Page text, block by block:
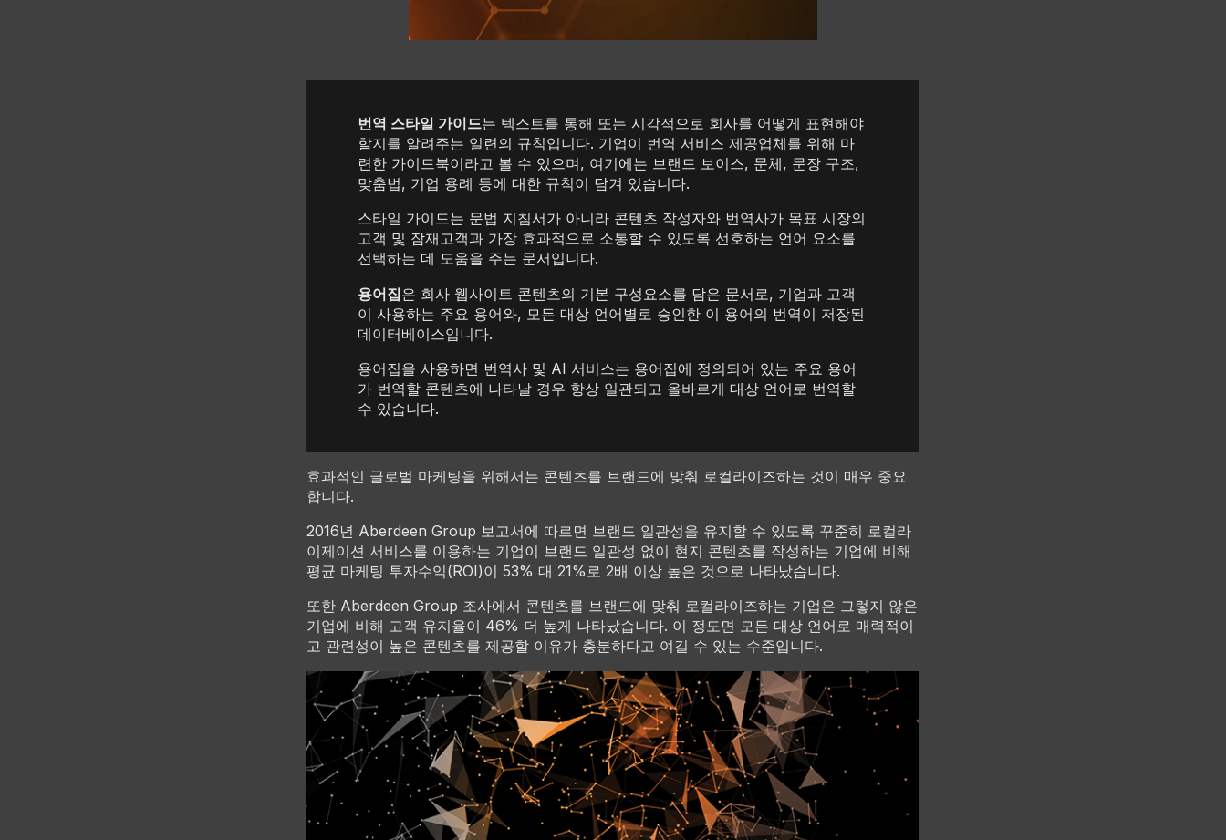
번역 스타일 가이드는 텍스트를 통해 또는 시각적으로 회사를 어떻게 표현해야
할지를 알려주는 일련의 규칙입니다. 기업이 번역 서비스 제공업체를 위해 마
련한 가이드북이라고 볼 수 있으며, 여기에는 브랜드 보이스, 문체, 문장 구조,
맞춤법, 기업 용례 등에 대한 규칙이 담겨 있습니다.
스타일 가이드는 문법 지침서가 아니라 콘텐츠 작성자와 번역사가 목표 시장의
고객 및 잠재고객과 가장 효과적으로 소통할 수 있도록 선호하는 언어 요소를
선택하는 데 도움을 주는 문서입니다.
용어집은 회사 웹사이트 콘텐츠의 기본 구성요소를 담은 문서로, 기업과 고객
이 사용하는 주요 용어와, 모든 대상 언어별로 승인한 이 용어의 번역이 저장된
데이터베이스입니다.
용어집을 사용하면 번역사 및 AI 서비스는 용어집에 정의되어 있는 주요 용어
가 번역할 콘텐츠에 나타날 경우 항상 일관되고 올바르게 대상 언어로 번역할
수 있습니다.
효과적인 글로벌 마케팅을 위해서는 콘텐츠를 브랜드에 맞춰 로컬라이즈하는 것이 매우 중요
합니다.
2016년 Aberdeen Group 보고서에 따르면 브랜드 일관성을 유지할 수 있도록 꾸준히 로컬라
이제이션 서비스를 이용하는 기업이 브랜드 일관성 없이 현지 콘텐츠를 작성하는 기업에 비해
평균 마케팅 투자수익(ROI)이 53% 대 21%로 2배 이상 높은 것으로 나타났습니다.
또한 Aberdeen Group 조사에서 콘텐츠를 브랜드에 맞춰 로컬라이즈하는 기업은 그렇지 않은
기업에 비해 고객 유지율이 46% 더 높게 나타났습니다. 이 정도면 모든 대상 언어로 매력적이
고 관련성이 높은 콘텐츠를 제공할 이유가 충분하다고 여길 수 있는 수준입니다.